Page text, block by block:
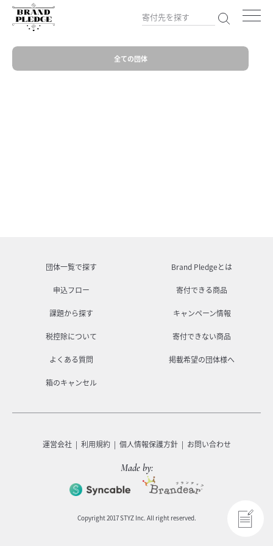
全ての団体
団体一覧で探す Brand Pledgeとは
申込フロー 寄付できる商品
課題から探す キャンペーン情報
税控除について 寄付できない商品
よくある質問 掲載希望の団体様へ
箱のキャンセル
運営会社 利用規約 個人情報保護方針 お問い合わせ
Made by:
Copyright 2017 STYZ Inc. All right reserved.